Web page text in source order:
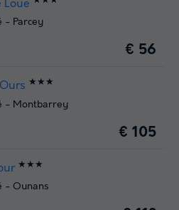
Loue
- Parcey
€ 56
★★★
- Montbarrey
€ 105
★★★
- Ounans